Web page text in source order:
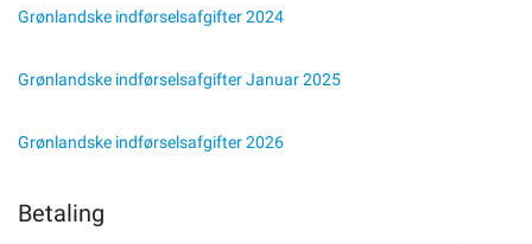
Grønlandske indførselsafgifter 2024
Grønlandske indførselsafgifter Januar 2025
Grønlandske indførselsafgifter 2026
Betaling